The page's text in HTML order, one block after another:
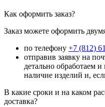
Как оформить заказ?
Заказ можете оформить
по телефону +7 (812)
отправив заявку на
детально обработаем
наличие изделий и,
В какие сроки и на каком
доставка?